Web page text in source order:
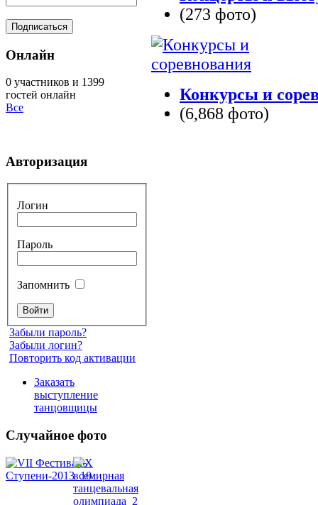
(273 фото)
Конкурсы и
(6,868 фото)
Онлайн
0 участников и 1399
гостей онлайн
Все
Авторизация
Логин
Пароль
Запомнить
Забыли пароль?
Забыли логин?
Повторить код активации
Заказать
выступление
танцовщицы
Случайное фото